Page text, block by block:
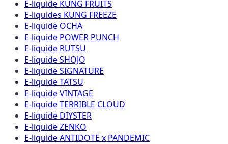
E-liquide KUNG FRUITS
E-liquides KUNG FREEZE
E-liquide OCHA
E-liquide POWER PUNCH
E-liquide RUTSU
E-liquide SHOJO
E-liquide SIGNATURE
E-liquide TATSU
E-liquide VINTAGE
E-liquide TERRIBLE CLOUD
E-liquide DIYSTER
E-liquide ZENKO
E-liquide ANTIDOTE x PANDEMIC